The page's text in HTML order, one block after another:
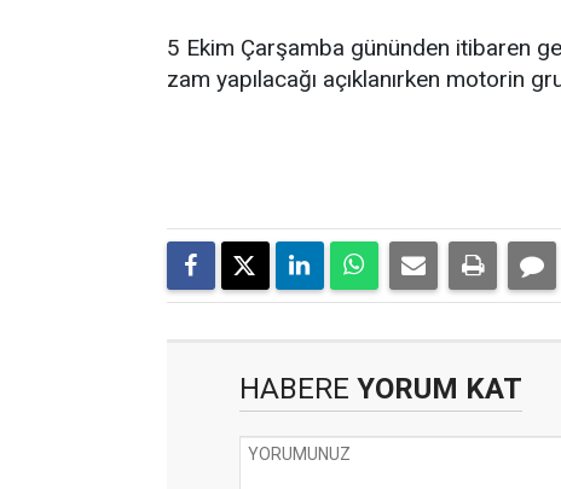
5 Ekim Çarşamba gününden itibaren
zam yapılacağı açıklanırken motorin
HABERE YORUM KAT